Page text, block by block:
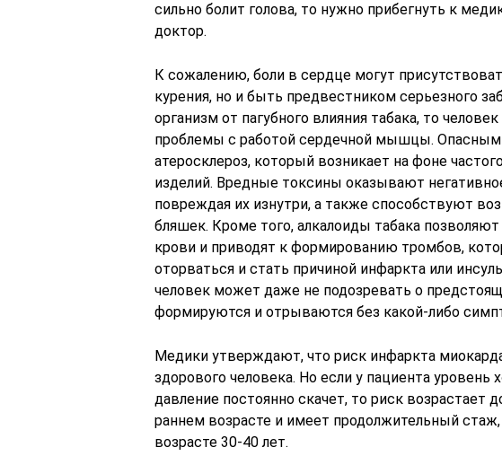
сильно болит голова, то нужно прибегнуть к
доктор.
К сожалению, боли в сердце могут
курения, но и быть предвестником серьезного
организм от пагубного влияния табака, то
проблемы с работой сердечной мышцы. Опасным
атеросклероз, который возникает на фоне
изделий. Вредные токсины оказывают
повреждая их изнутри, а также способствуют
бляшек. Кроме того, алкалоиды табака
крови и приводят к формированию тромбов,
оторваться и стать причиной инфаркта или
человек может даже не подозревать о
формируются и отрываются без какой-либо
Медики утверждают, что риск инфаркта
здорового человека. Но если у пациента
давление постоянно скачет, то риск возрастает
раннем возрасте и имеет продолжительный
возрасте 30-40 лет.